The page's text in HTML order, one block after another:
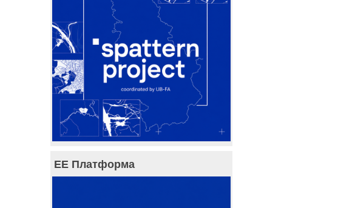
ЕЕ Платформа